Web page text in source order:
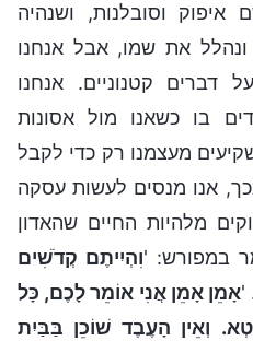
וסובלנות, ושנהיה
את שמו, אבל אנחנו
דברים קטנוניים. אנחנו
בו כשאנו מול אסונות
מעצמנו רק כדי לקבל
אנו מנסים לעשות עסקה
מלהיות החיים שהאדון
במפורש: 'וִהְיִיתֶם קְדֹשִׁים
.אָמֵן אָמֵן אֲנִי אוֹמֵר לָכֶם, כָּל
וְאֵין הָעֶבֶד שׁוֹכֵן בַּבַּיִת